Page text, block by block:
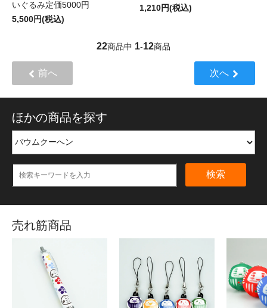
いぐるみ定価5000円
5,500円(税込)
1,210円(税込)
22商品中 1-12商品
前へ 次へ
ほかの商品を探す
検索
売れ筋商品